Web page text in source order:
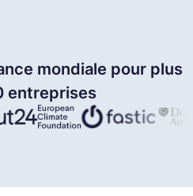
mondiale pour plus
entreprises